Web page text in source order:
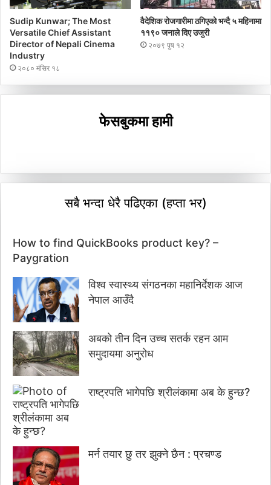
Sudip Kunwar; The Most
Versatile Chief Assistant
Director of Nepali Cinema
Industry
२०८० मंसिर १८
वैदेशिक रोजगारीमा ठगिएको भन्दै ५ महिनामा
११९० जनाले दिए उजुरी
२०७९ पुष १२
फेसबुकमा हामी
सबै भन्दा धेरै पढिएका (हप्ता भर)
How to find QuickBooks product key? –
Paygration
विश्व स्वास्थ्य संगठनका महानिर्देशक आज
नेपाल आउँदै
अबको तीन दिन उच्च सतर्क रहन आम
समुदायमा अनुरोध
राष्ट्रपति भागेपछि श्रीलंकामा अब के हुन्छ?
मर्न तयार छु तर झुक्ने छैन : प्रचण्ड